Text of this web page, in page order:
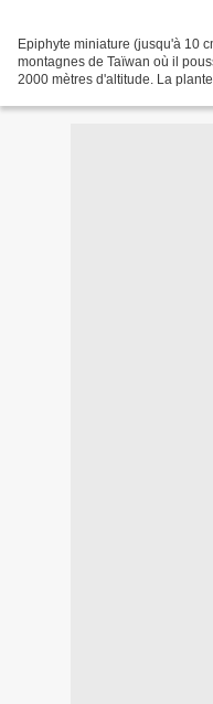
Epiphyte miniature (jusqu'à 10
montagnes de Taïwan où il
2000 mètres d'altitude. La